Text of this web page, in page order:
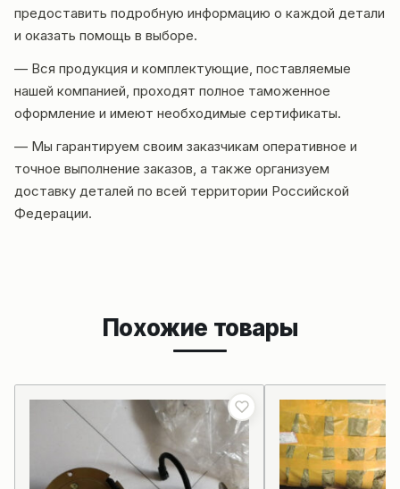
предоставить подробную информацию о каждой детали
и оказать помощь в выборе.
— Вся продукция и комплектующие, поставляемые
нашей компанией, проходят полное таможенное
оформление и имеют необходимые сертификаты.
— Мы гарантируем своим заказчикам оперативное и
точное выполнение заказов, а также организуем
доставку деталей по всей территории Российской
Федерации.
Похожие товары